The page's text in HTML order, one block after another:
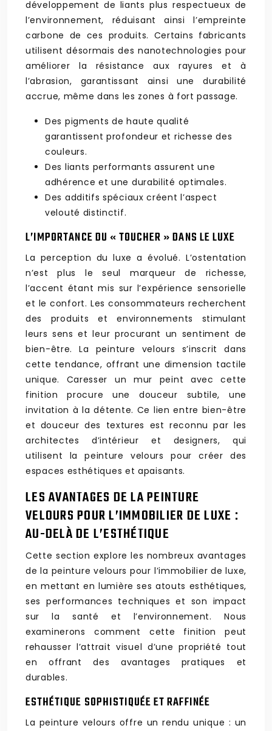
développement de liants plus respectueux de
l’environnement, réduisant ainsi l’empreinte
carbone de ces produits. Certains fabricants
utilisent désormais des nanotechnologies pour
améliorer la résistance aux rayures et à
l’abrasion, garantissant ainsi une durabilité
accrue, même dans les zones à fort passage.
Des pigments de haute qualité
garantissent profondeur et richesse des
couleurs.
Des liants performants assurent une
adhérence et une durabilité optimales.
Des additifs spéciaux créent l’aspect
velouté distinctif.
L’IMPORTANCE DU « TOUCHER » DANS LE LUXE
La perception du luxe a évolué. L’ostentation
n’est plus le seul marqueur de richesse,
l’accent étant mis sur l’expérience sensorielle
et le confort. Les consommateurs recherchent
des produits et environnements stimulant
leurs sens et leur procurant un sentiment de
bien-être. La peinture velours s’inscrit dans
cette tendance, offrant une dimension tactile
unique. Caresser un mur peint avec cette
finition procure une douceur subtile, une
invitation à la détente. Ce lien entre bien-être
et douceur des textures est reconnu par les
architectes d’intérieur et designers, qui
utilisent la peinture velours pour créer des
espaces esthétiques et apaisants.
LES AVANTAGES DE LA PEINTURE
VELOURS POUR L’IMMOBILIER DE LUXE :
AU-DELÀ DE L’ESTHÉTIQUE
Cette section explore les nombreux avantages
de la peinture velours pour l’immobilier de luxe,
en mettant en lumière ses atouts esthétiques,
ses performances techniques et son impact
sur la santé et l’environnement. Nous
examinerons comment cette finition peut
rehausser l’attrait visuel d’une propriété tout
en offrant des avantages pratiques et
durables.
ESTHÉTIQUE SOPHISTIQUÉE ET RAFFINÉE
La peinture velours offre un rendu unique : un